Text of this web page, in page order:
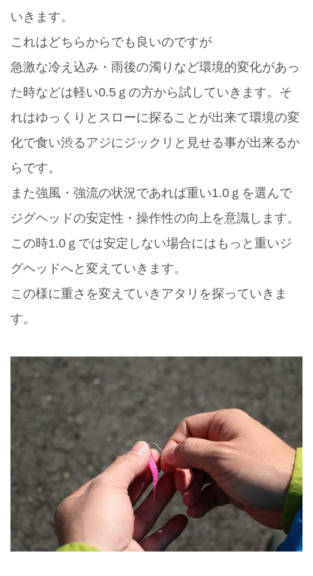
いきます。
これはどちらからでも良いのですが
急激な冷え込み・雨後の濁りなど環境的変化があっ
た時などは軽い0.5ｇの方から試していきます。そ
れはゆっくりとスローに探ることが出来て環境の変
化で食い渋るアジにジックリと見せる事が出来るか
らです。
また強風・強流の状況であれば重い1.0ｇを選んで
ジグヘッドの安定性・操作性の向上を意識します。
この時1.0ｇでは安定しない場合にはもっと重いジ
グヘッドへと変えていきます。
この様に重さを変えていきアタリを探っていきま
す。